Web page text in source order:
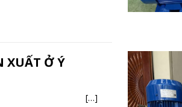
XUẤT Ở Ý
XUẤT Ở Ý […]